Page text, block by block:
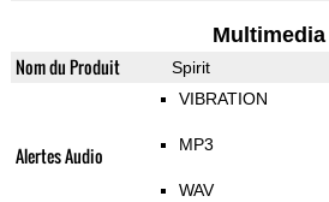
Multimedia
Nom du Produit Spirit
Alertes Audio
VIBRATION
MP3
WAV